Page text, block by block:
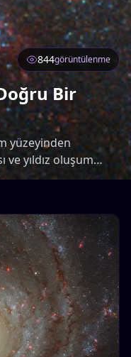
844görüntülenme
Bir
yüzeyinden
ve yıldız oluşum